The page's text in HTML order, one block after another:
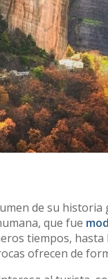
de su
que fue
tiempos,
ofrecen de